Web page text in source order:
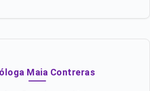
Maia Contreras